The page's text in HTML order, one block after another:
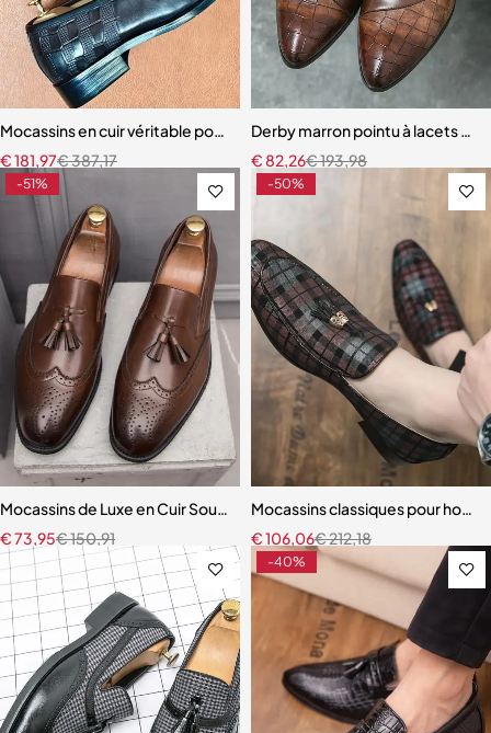
Mocassins en cuir véritable pour hommes, chaussures provoqué,
€387,17
€181,97
Derby marron pointu à lacets
€193,98
€ 82,26
-51%
Mocassins de Luxe en Cuir Souple pour Homme
€150,91
€73,95
-50%
Mocassins classiques pour
€212,18
€106,06
-40%